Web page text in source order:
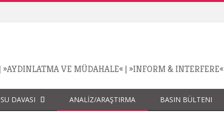
| »AYDINLATMA VE MÜDAHALE« | »INFORM & INTERFERE«
DAVASI ANALİZ/ARAŞTIRMA BASIN BÜLTENI